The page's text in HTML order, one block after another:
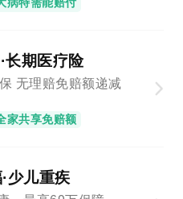
长期医疗险
无理赔免赔额递减
家共享免赔额
少儿重疾